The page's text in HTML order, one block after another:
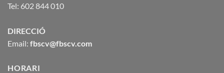
Tel: 602 844 010
DIRECCIÓ
Email: fbscv@fbscv.com
HORARI